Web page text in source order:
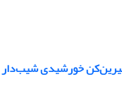
خورشیدی شیب‌دار